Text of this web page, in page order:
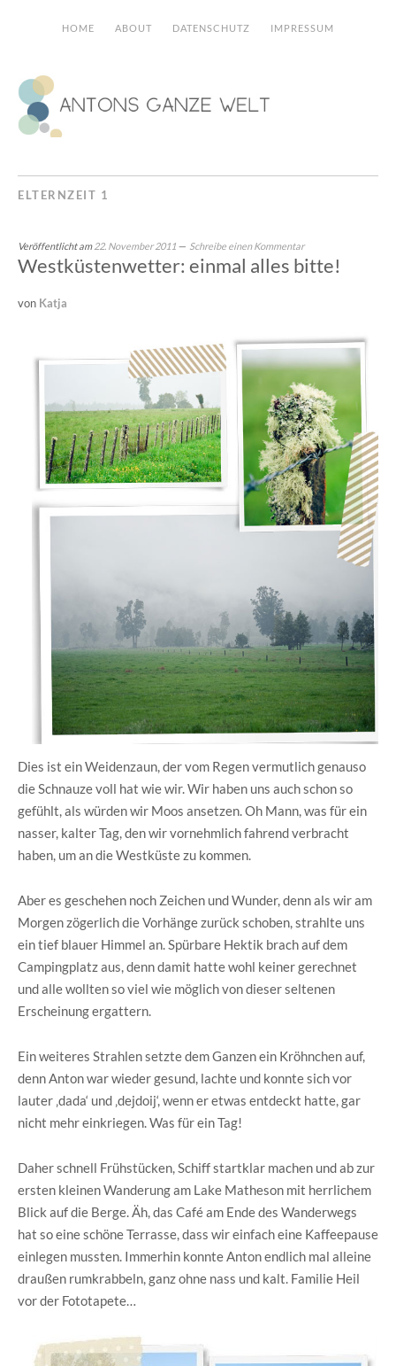
HOME ABOUT DATENSCHUTZ IMPRESSUM
ELTERNZEIT 1
Veröffentlicht am 22. November 2011 Schreibe einen Kommentar
Westküstenwetter: einmal alles bitte!
von Katja
Dies ist ein Weidenzaun, der vom Regen vermutlich genauso
die Schnauze voll hat wie wir. Wir haben uns auch schon so
gefühlt, als würden wir Moos ansetzen. Oh Mann, was für ein
nasser, kalter Tag, den wir vornehmlich fahrend verbracht
haben, um an die Westküste zu kommen.
Aber es geschehen noch Zeichen und Wunder, denn als wir am
Morgen zögerlich die Vorhänge zurück schoben, strahlte uns
ein tief blauer Himmel an. Spürbare Hektik brach auf dem
Campingplatz aus, denn damit hatte wohl keiner gerechnet
und alle wollten so viel wie möglich von dieser seltenen
Erscheinung ergattern.
Ein weiteres Strahlen setzte dem Ganzen ein Kröhnchen auf,
denn Anton war wieder gesund, lachte und konnte sich vor
lauter ‚dada‘ und ‚dejdoij‘, wenn er etwas entdeckt hatte, gar
nicht mehr einkriegen. Was für ein Tag!
Daher schnell Frühstücken, Schiff startklar machen und ab zur
ersten kleinen Wanderung am Lake Matheson mit herrlichem
Blick auf die Berge. Äh, das Café am Ende des Wanderwegs
hat so eine schöne Terrasse, dass wir einfach eine Kaffeepause
einlegen mussten. Immerhin konnte Anton endlich mal alleine
draußen rumkrabbeln, ganz ohne nass und kalt. Familie Heil
vor der Fototapete…